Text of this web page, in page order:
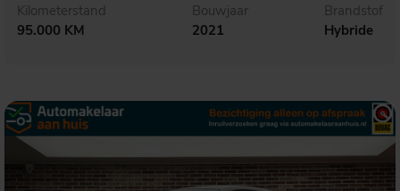
Kilometerstand
95.000 KM
Bouwjaar
2021
Brandstof
Hybride